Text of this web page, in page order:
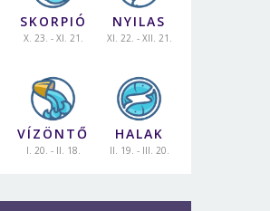
SKORPIÓ
X. 23. - XI. 21.
NYILAS
XI. 22. - XII. 21.
VÍZÖNTŐ
I. 20. - II. 18.
HALAK
II. 19. - III. 20.